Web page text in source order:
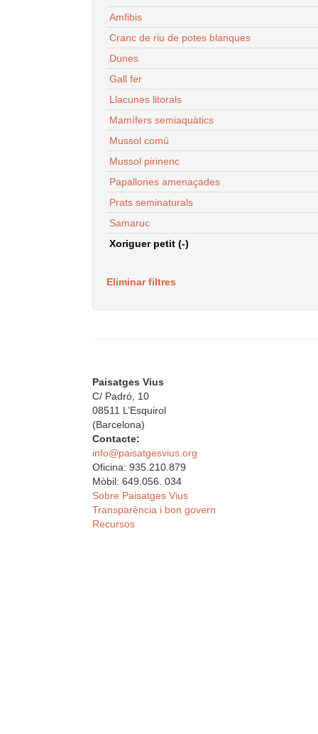
Amfibis
Cranc de riu de potes blanques
Dunes
Gall fer
Llacunes litorals
Mamífers semiaquàtics
Mussol comú
Mussol pirinenc
Papallones amenaçades
Prats seminaturals
Samaruc
Xoriguer petit (-)
Eliminar filtres
Paisatges Vius
C/ Padró, 10
08511 L’Esquirol
(Barcelona)
Contacte:
info@paisatgesvius.org
Oficina: 935.210.879
Mòbil: 649.056. 034
Sobre Paisatges Vius
Transparència i bon govern
Recursos